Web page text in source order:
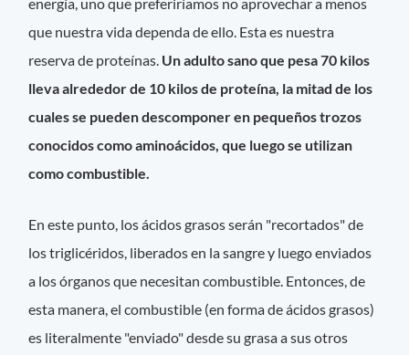
energía, uno que preferiríamos no aprovechar a menos
que nuestra vida dependa de ello. Esta es nuestra
reserva de proteínas. Un adulto sano que pesa 70 kilos
lleva alrededor de 10 kilos de proteína, la mitad de los
cuales se pueden descomponer en pequeños trozos
conocidos como aminoácidos, que luego se utilizan
como combustible.
En este punto, los ácidos grasos serán "recortados" de
los triglicéridos, liberados en la sangre y luego enviados
a los órganos que necesitan combustible. Entonces, de
esta manera, el combustible (en forma de ácidos grasos)
es literalmente "enviado" desde su grasa a sus otros